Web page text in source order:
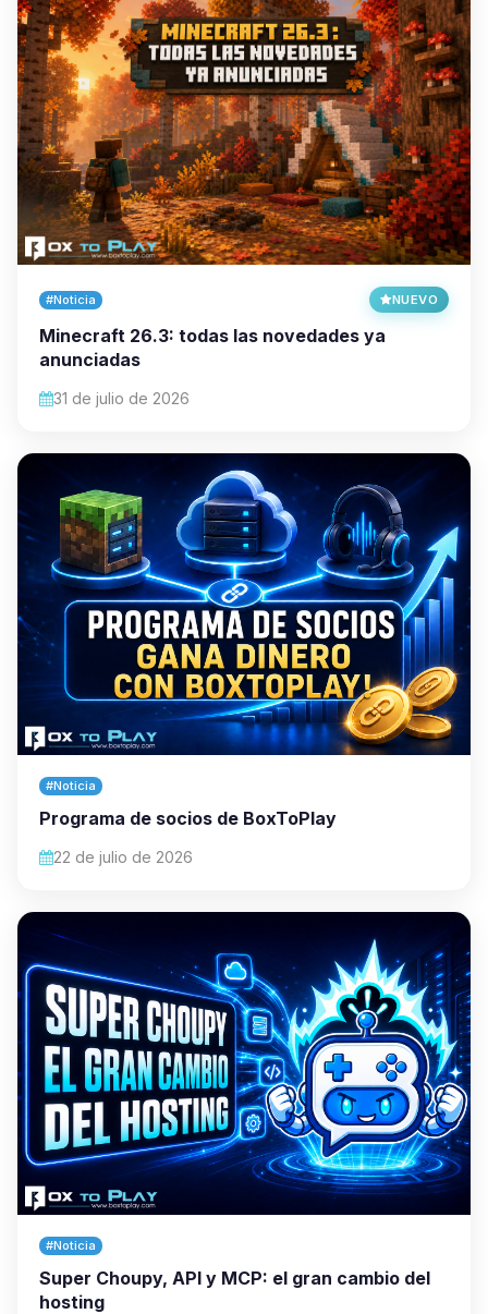
#Noticia NUEVO
Minecraft 26.3: todas las novedades ya
anunciadas
31 de julio de 2026
#Noticia
Programa de socios de BoxToPlay
22 de julio de 2026
#Noticia
Super Choupy, API y MCP: el gran cambio del
hosting